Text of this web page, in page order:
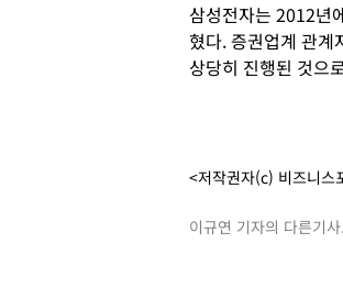
삼성전자는 2012년
혔다. 증권업계 관계
상당히 진행된 것으
<저작권자(c) 비즈니스
이규연 기자의 다른기사